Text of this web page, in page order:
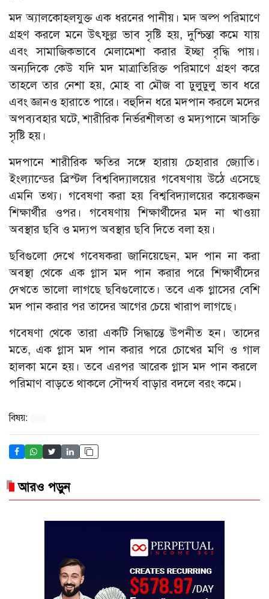
মদ অ্যালকোহলযুক্ত এক ধরনের পানীয়। মদ অল্প পরিমাণে
গ্রহণ করলে মনে উৎফুল্ল ভাব সৃষ্টি হয়, দুশ্চিন্তা কমে যায়
এবং সামাজিকভাবে মেলামেশা করার ইচ্ছা বৃদ্ধি পায়।
অন্যদিকে কেউ যদি মদ মাত্রাতিরিক্ত পরিমাণে গ্রহণ করে
তাহলে তার নেশা হয়, মোহ বা মৌজ বা ঢুলুঢুলু ভাব ধরে
এবং জ্ঞানও হারাতে পারে। বহুদিন ধরে মদপান করলে মদের
অপব্যবহার ঘটে, শারীরিক নির্ভরশীলতা ও মদ্যপানে আসক্তি
সৃষ্টি হয়।
মদপানে শারীরিক ক্ষতির সঙ্গে হারায় চেহারার জ্যোতি।
ইংল্যান্ডের ব্রিস্টল বিশ্ববিদ্যালয়ের গবেষণায় উঠে এসেছে
এমনি তথ্য। গবেষণা করা হয় বিশ্ববিদ্যালয়ের কয়েকজন
শিক্ষার্থীর ওপর। গবেষণায় শিক্ষার্থীদের মদ না খাওয়া
অবস্থার ছবি ও মদ্যপ অবস্থার ছবি দিতে বলা হয়।
ছবিগুলো দেখে গবেষকরা জানিয়েছেন, মদ পান না করা
অবস্থা থেকে এক গ্লাস মদ পান করার পরে শিক্ষার্থীদের
দেখতে ভালো লাগছে ছবিগুলোতে। তবে এক গ্লাসের বেশি
মদ পান করার পর তাদের আগের চেয়ে খারাপ লাগছে।
গবেষণা থেকে তারা একটি সিদ্ধান্তে উপনীত হন। তাদের
মতে, এক গ্লাস মদ পান করার পরে চোখের মণি ও গাল
হালকা মনে হয়। তবে এরপর আরেক গ্লাস মদ পান করলে
পরিমাণ বাড়তে থাকলে সৌন্দর্য বাড়ার বদলে বরং কমে।
বিষয়:
আরও পড়ুন